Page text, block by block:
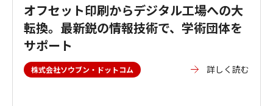
オフセット印刷からデジタル工場への大
転換。最新鋭の情報技術で、学術団体を
サポート
株式会社ソウブン・ドットコム 詳しく読む